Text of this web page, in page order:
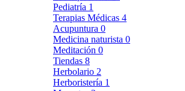
Pediatría 1
Terapias Médicas 4
Acupuntura 0
Medicina naturista 0
Meditación 0
Tiendas 8
Herbolario 2
Herboristería 1